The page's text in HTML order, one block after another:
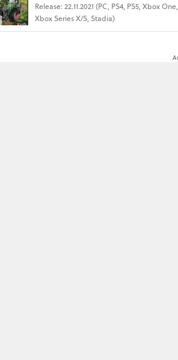
Release: 22.11.2021 (PC, PS4, PS5, Xbox One,
Xbox Series X/S, Stadia)